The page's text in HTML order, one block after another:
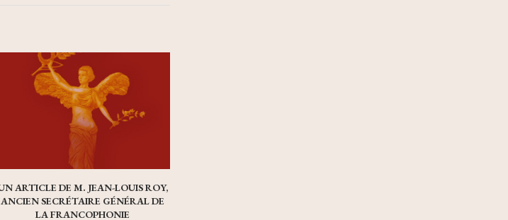
ARTICLE DE M. JEAN-LOUIS ROY,
ANCIEN SECRÉTAIRE GÉNÉRAL DE
LA FRANCOPHONIE